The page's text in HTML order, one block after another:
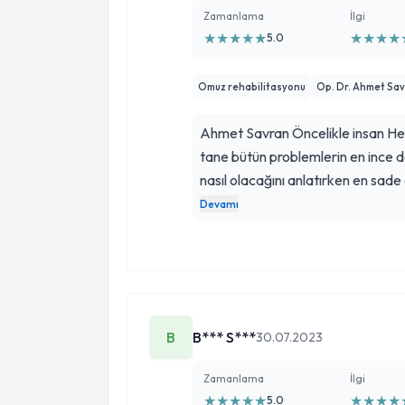
Zamanlama
★★★★★5.0
İlgi
★★★★
Omuz rehabilitasyonu Op. Dr. Ahmet
Ahmet Savran Öncelikle insan
tane bütün problemlerin en ince
nasıl olacağını anlatırken en sade
kızımı omuzun da oluşan
Kurban bayramının 1 günü 2
doktor Allah hep iyilere rastlatsın
Devamı
B B*** S***30.07.2023
Zamanlama
★★★★★5.0
İlgi
★★★★